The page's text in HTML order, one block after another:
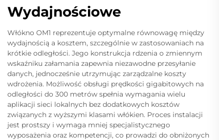
Wydajnościowe
Włókno OM1 reprezentuje optymalne równowagę między
wydajnością a kosztem, szczególnie w zastosowaniach na
krótkie odległości. Jego konstrukcja rdzenia o zmiennym
wskaźniku załamania zapewnia niezawodne przesyłanie
danych, jednocześnie utrzymując zarządzalne koszty
wdrożenia. Możliwość obsługi prędkości gigabitowych na
odległości do 300 metrów spełnia wymagania wielu
aplikacji sieci lokalnych bez dodatkowych kosztów
związanych z wyższymi klasami włókien. Proces instalacji
jest prostszy i wymaga mniej specjalistycznego
wyposażenia oraz kompetencji, co prowadzi do obniżonych